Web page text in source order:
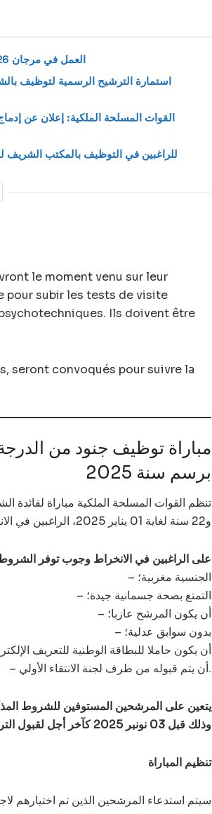
العمل في مرجان 2026 الإيميل الرسمي لإرسال طلب وظيفة بمتاجر مرجان
القوات المسلحة الملكية: إعلان عن
للراغبين في التوظيف بالمكتب
le moment venu sur leur
pour subir les tests de visite
Ils doivent être
seront convoqués pour suivre la
مباراة توظيف جنود من الدرجة
برسم سنة 2025
تنظم القوات المسلحة الملكية مباراة لفائدة
و22 سنة لغاية 01 يناير 2025، الراغبين في الانخراط في صفوف القوات المسلحة الملكية (
على الراغبين في الانخراط وجوب توفر الشروط
– الجنسية مغربية؛
– التمتع بصحة جسمانية جيدة؛
– أن يكون المرشح عازبا؛
– بدون سوابق عدلية؛
– أن يكون حاملا للبطاقة الوطنية للتعريف
– أن يتم قبوله من طرف لجنة الانتقاء الأولي.
يتعين على المرشحين المستوفين للشروط
وذلك قبل 03 نونبر 2025 كآخر أجل لقبول الترشيحات
تنظيم المباراة